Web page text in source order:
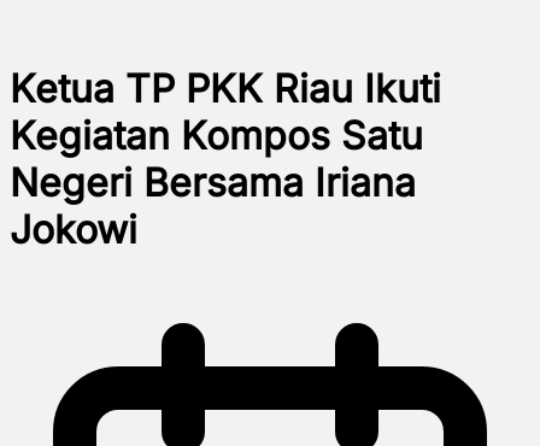
Ketua TP PKK Riau Ikuti
Kegiatan Kompos Satu
Negeri Bersama Iriana
Jokowi